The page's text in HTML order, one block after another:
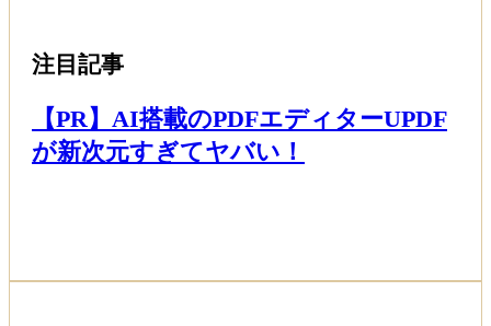
注目記事
【PR】AI搭載のPDFエディターUPDF
が新次元すぎてヤバい！